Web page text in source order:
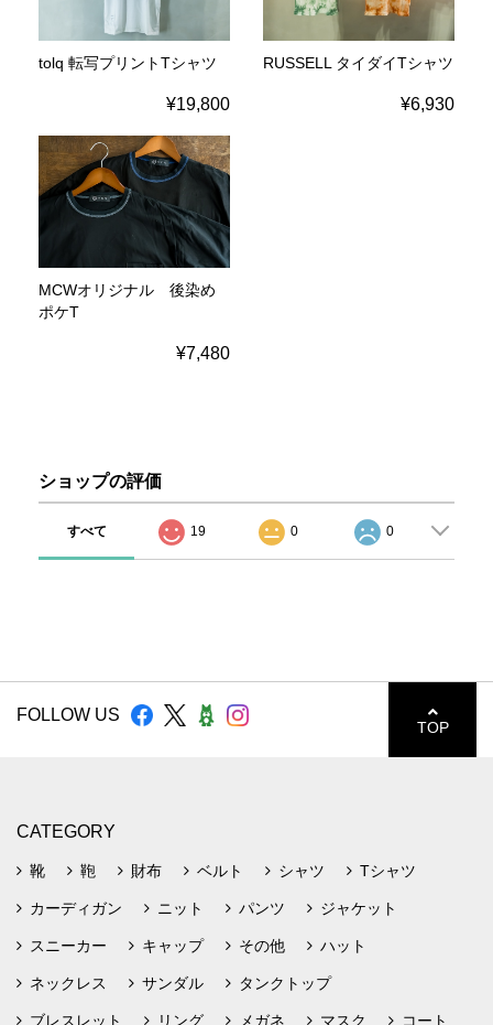
tolq 転写プリントTシャツ
¥19,800
RUSSELL タイダイTシャツ
¥6,930
MCWオリジナル 後染め
ポケT
¥7,480
ショップの評価
すべて 19 0 0
FOLLOW US
TOP
CATEGORY
靴 鞄 財布 ベルト シャツ Tシャツ
カーディガン ニット パンツ ジャケット
スニーカー キャップ その他 ハット
ネックレス サンダル タンクトップ
ブレスレット リング メガネ マスク コート